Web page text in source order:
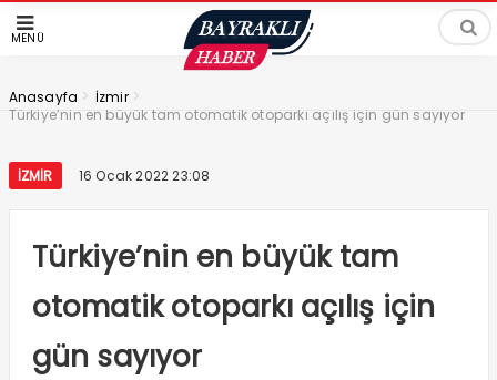
MENÜ
Anasayfa > İzmir >
Türkiye’nin en büyük tam otomatik otoparkı açılış için gün sayıyor
İZMIR 16 Ocak 2022 23:08
Türkiye’nin en büyük tam
otomatik otoparkı açılış için
gün sayıyor